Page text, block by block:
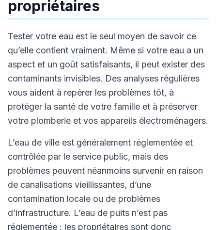
propriétaires
Tester votre eau est le seul moyen de savoir ce
qu’elle contient vraiment. Même si votre eau a un
aspect et un goût satisfaisants, il peut exister des
contaminants invisibles. Des analyses régulières
vous aident à repérer les problèmes tôt, à
protéger la santé de votre famille et à préserver
votre plomberie et vos appareils électroménagers.
L’eau de ville est généralement réglementée et
contrôlée par le service public, mais des
problèmes peuvent néanmoins survenir en raison
de canalisations vieillissantes, d’une
contamination locale ou de problèmes
d’infrastructure. L’eau de puits n’est pas
réglementée : les propriétaires sont donc